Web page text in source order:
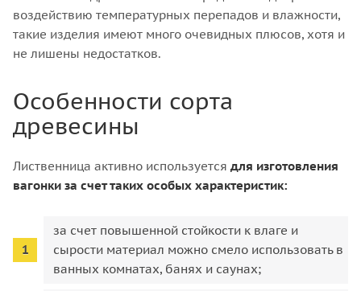
воздействию температурных перепадов и влажности,
такие изделия имеют много очевидных плюсов, хотя и
не лишены недостатков.
Особенности сорта
древесины
Лиственница активно используется для изготовления
вагонки за счет таких особых характеристик:
за счет повышенной стойкости к влаге и
сырости материал можно смело использовать в
ванных комнатах, банях и саунах;